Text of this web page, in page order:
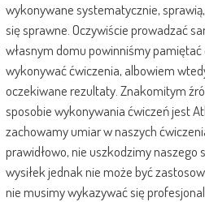
wykonywane systematycznie,
się sprawne. Oczywiście prowadzać
własnym domu powinniśmy
wykonywać ćwiczenia, albowiem
oczekiwane rezultaty. Znakomitym
sposobie wykonywania ćwiczeń jest
zachowamy umiar w naszych
prawidłowo, nie uszkodzimy naszego
wysiłek jednak nie może być
nie musimy wykazywać się